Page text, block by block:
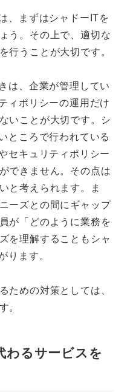
、まずはシャドーITを
う。その上で、適切な
行うことが大切です。
は、企業が管理してい
ィポリシーの運用だけ
いことが大切です。シ
ところで行われている
セキュリティポリシー
できません。その点は
と考えられます。ま
ーズとの間にギャップ
が「どのように業務を
を理解することもシャ
ります。
ための対策としては、
。
るサービスを